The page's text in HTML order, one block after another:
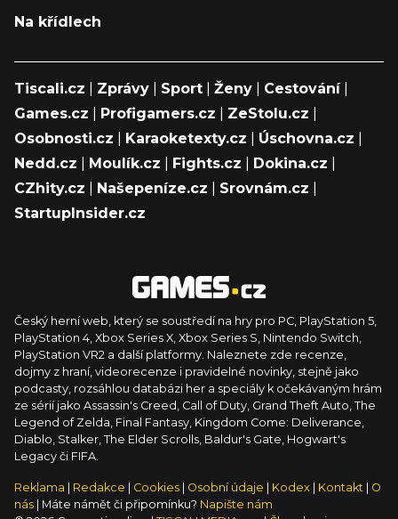
Na křídlech
Tiscali.cz Zprávy Sport Ženy Cestování|
Games.cz
Profigamers.cz ZeStolu.cz
Osobnosti.cz
Karaoketexty.cz Úschovna.cz
Nedd.cz
Moulík.cz Fights.cz Dokina.cz
CZhity.cz
Našepeníze.cz Srovnám.cz
StartupInsider.cz
Český herní web, který se soustředí na hry pro PC, PlayStation 5,
PlayStation 4, Xbox Series X, Xbox Series S, Nintendo Switch,
PlayStation VR2 a další platformy. Naleznete zde recenze,
dojmy z hraní, videorecenze i pravidelné novinky, stejně jako
podcasty, rozsáhlou databázi her a speciály k očekávaným hrám
ze sérií jako Assassin's Creed, Call of Duty, Grand Theft Auto, The
Legend of Zelda, Final Fantasy, Kingdom Come: Deliverance,
Diablo, Stalker, The Elder Scrolls, Baldur's Gate, Hogwart's
Legacy či FIFA.
Reklama Redakce Cookies Osobní údaje Kodex Kontakt
O
nás
| Máte námět či připomínku? Napište nám